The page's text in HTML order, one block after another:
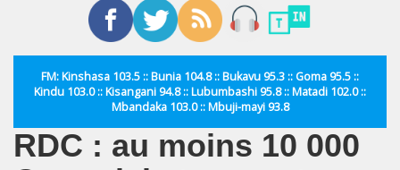
FM: Kinshasa 103.5 :: Bunia 104.8 :: Bukavu 95.3 :: Goma 95.5 ::
Kindu 103.0 :: Kisangani 94.8 :: Lubumbashi 95.8 :: Matadi 102.0 ::
Mbandaka 103.0 :: Mbuji-mayi 93.8
RDC : au moins 10 000